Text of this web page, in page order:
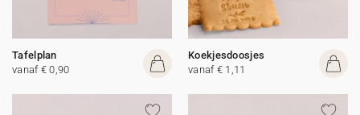
Tafelplan
vanaf € 0,90
Koekjesdoosjes
vanaf € 1,11